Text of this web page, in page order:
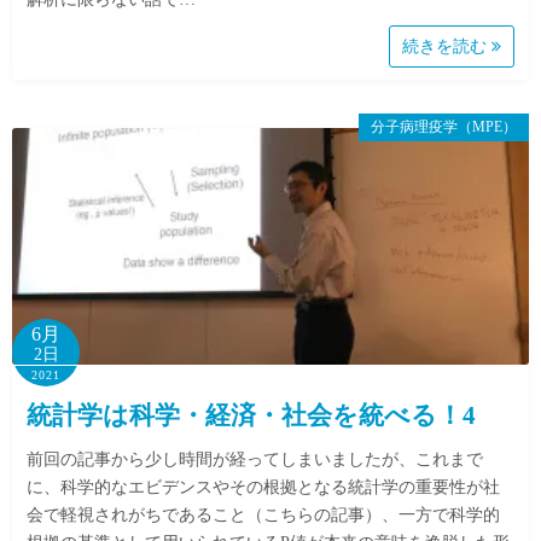
続きを読む
分子病理疫学（MPE）
6月
2日
2021
統計学は科学・経済・社会を統べる！4
前回の記事から少し時間が経ってしまいましたが、これまで
に、科学的なエビデンスやその根拠となる統計学の重要性が社
会で軽視されがちであること（こちらの記事）、一方で科学的